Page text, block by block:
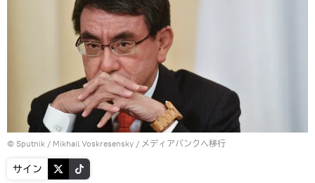
© Sputnik / Mikhail Voskresensky / メディアバンクへ移行
サイン